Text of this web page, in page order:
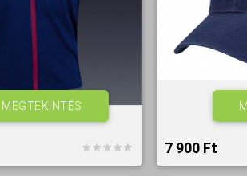
MEGTEKINTÉS
7 900 Ft‎